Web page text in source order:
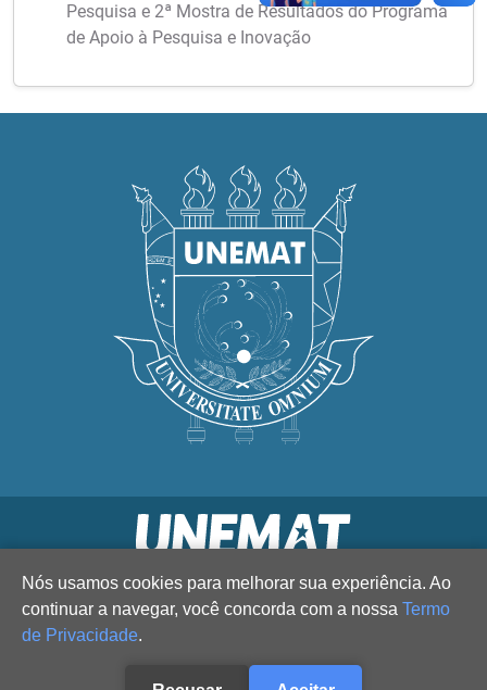
Pesquisa e 2ª Mostra de Resultados do Programa
de Apoio à Pesquisa e Inovação
Nós usamos cookies para melhorar sua experiência. Ao
continuar a navegar, você concorda com a nossa Termo
de Privacidade.